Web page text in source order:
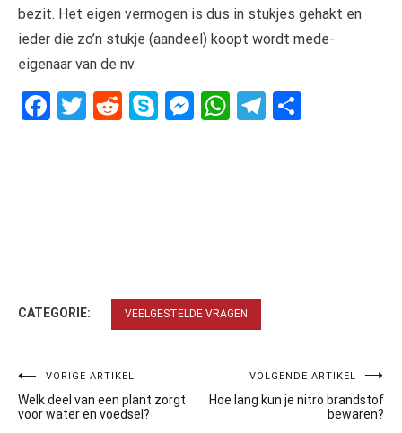
bezit. Het eigen vermogen is dus in stukjes gehakt en
ieder die zo’n stukje (aandeel) koopt wordt mede-
eigenaar van de nv.
Facebook
Twitter
RedditSkypeMessenger
WhatsApp
Telegram
CATEGORIE: VEELGESTELDE VRAGEN
Bericht
navigatie
VORIGE ARTIKEL
Welk deel van een plant zorgt
voor water en voedsel?
VOLGENDE ARTIKEL
Hoe lang kun je nitro brandstof
bewaren?